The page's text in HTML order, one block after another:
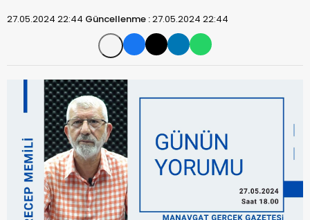
27.05.2024 22:44 Güncellenme :27.05.2024 22:44